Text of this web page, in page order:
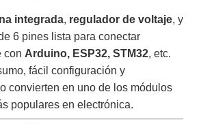
integrada, regulador de voltaje, y
6 pines lista para conectar
con Arduino, ESP32, STM32, etc.
fácil configuración y
convierten en uno de los módulos
populares en electrónica.